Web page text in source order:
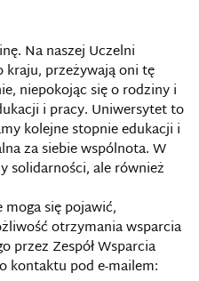
Na naszej Uczelni
kraju, przeżywają oni tę
niepokojąc się o rodziny i
i pracy. Uniwersytet to
kolejne stopnie edukacji i
za siebie wspólnota. W
solidarności, ale również
się pojawić,
otrzymania wsparcia
przez Zespół Wsparcia
kontaktu pod e-mailem: